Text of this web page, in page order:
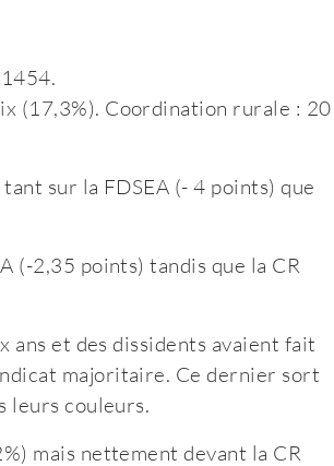
(17,3%). Coordination rurale :
sur la FDSEA (- 4 points) que
(-2,35 points) tandis que la CR
ans et des dissidents avaient fait
majoritaire. Ce dernier sort
leurs couleurs.
mais nettement devant la CR